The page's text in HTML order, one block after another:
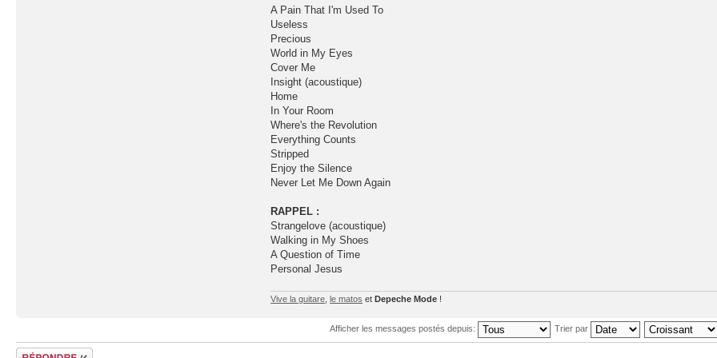
A Pain That I'm Used To
Useless
Precious
World in My Eyes
Cover Me
Insight (acoustique)
Home
In Your Room
Where's the Revolution
Everything Counts
Stripped
Enjoy the Silence
Never Let Me Down Again
RAPPEL :
Strangelove (acoustique)
Walking in My Shoes
A Question of Time
Personal Jesus
Vive la guitare ,le matos etDepeche Mode !
Afficher les messages postés depuis: Trier par
Répondre